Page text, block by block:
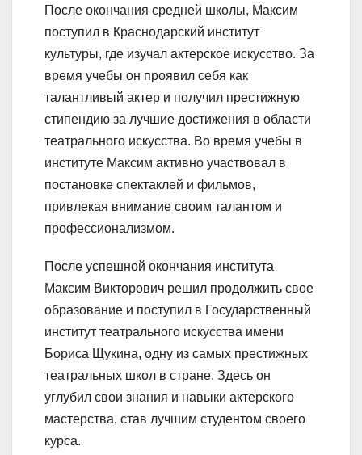
После окончания средней школы, Максим
поступил в Краснодарский институт
культуры, где изучал актерское искусство. За
время учебы он проявил себя как
талантливый актер и получил престижную
стипендию за лучшие достижения в области
театрального искусства. Во время учебы в
институте Максим активно участвовал в
постановке спектаклей и фильмов,
привлекая внимание своим талантом и
профессионализмом.
После успешной окончания института
Максим Викторович решил продолжить свое
образование и поступил в Государственный
институт театрального искусства имени
Бориса Щукина, одну из самых престижных
театральных школ в стране. Здесь он
углубил свои знания и навыки актерского
мастерства, став лучшим студентом своего
курса.